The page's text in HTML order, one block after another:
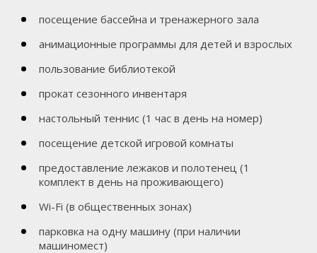
посещение бассейна и тренажерного зала
анимационные программы для детей и взрослых
пользование библиотекой
прокат сезонного инвентаря
настольный теннис (1 час в день на номер)
посещение детской игровой комнаты
предоставление лежаков и полотенец (1
комплект в день на проживающего)
Wi-Fi (в общественных зонах)
парковка на одну машину (при наличии
машиномест)